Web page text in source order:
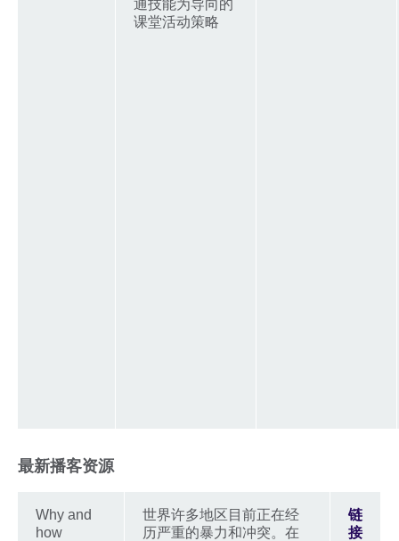
通技能为导向的
课堂活动策略
最新播客资源
Why and
how
世界许多地区目前正在经
历严重的暴力和冲突。在
链
接